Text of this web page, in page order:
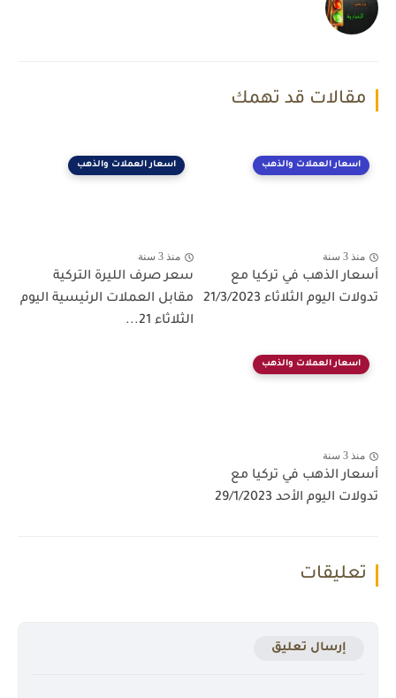
مقالات قد تهمك
اسعار العملات والذهب
منذ 3 سنة
أسعار الذهب في تركيا مع
تدولات اليوم الثلاثاء 21/3/2023
اسعار العملات والذهب
منذ 3 سنة
سعر صرف الليرة التركية
مقابل العملات الرئيسية اليوم
الثلاثاء 21...
اسعار العملات والذهب
منذ 3 سنة
أسعار الذهب في تركيا مع
تدولات اليوم الأحد 29/1/2023
تعليقات
إرسال تعليق